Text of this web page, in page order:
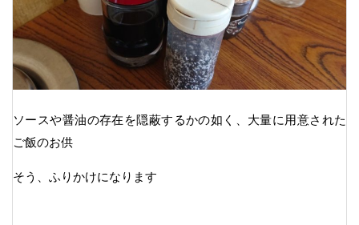
ソースや醤油の存在を隠蔽するかの如く、大量に用意された
ご飯のお供
そう、ふりかけになります